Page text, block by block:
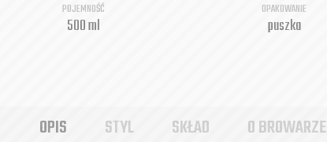
POJEMNOŚĆ
500 ml
OPAKOWANIE
puszka
OPIS STYL SKŁAD O BROWARZE